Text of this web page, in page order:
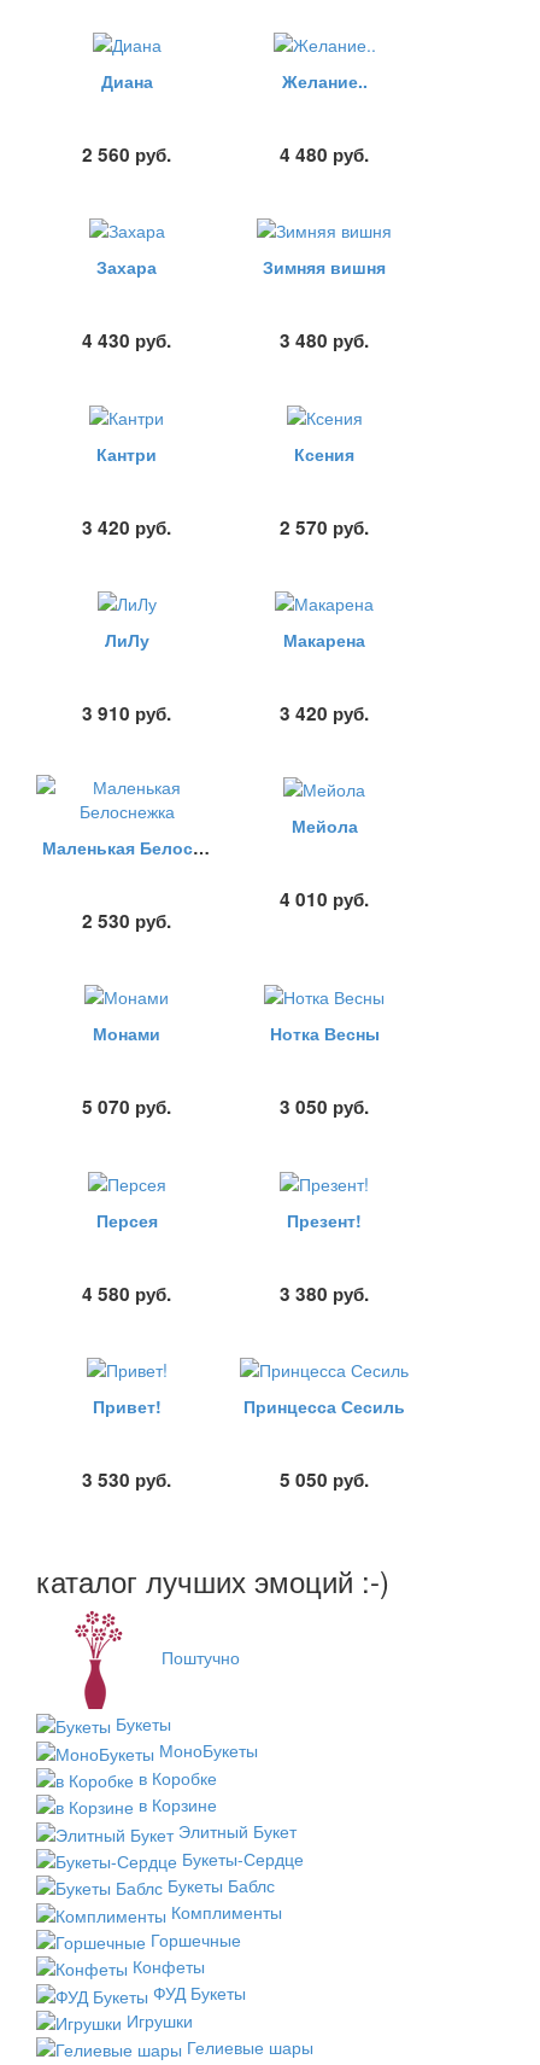
Диана
2 560 руб.
Желание..
4 480 руб.
Захара
4 430 руб.
Зимняя вишня
3 480 руб.
Кантри
3 420 руб.
Ксения
2 570 руб.
ЛиЛу
3 910 руб.
Макарена
3 420 руб.
Маленькая Белоснежка
2 530 руб.
Мейола
4 010 руб.
Монами
5 070 руб.
Нотка Весны
3 050 руб.
Персея
4 580 руб.
Презент!
3 380 руб.
Привет!
3 530 руб.
Принцесса Сесиль
5 050 руб.
каталог лучших эмоций :-)
Поштучно
Букеты
МоноБукеты
в Коробке
в Корзине
Элитный Букет
Букеты-Сердце
Букеты Баблс
Комплименты
Горшечные
Конфеты
ФУД Букеты
Игрушки
Гелиевые шары